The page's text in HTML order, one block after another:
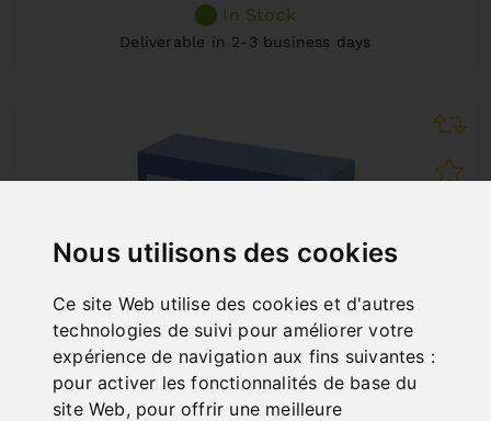
Nous utilisons des cookies
Ce site Web utilise des cookies et d'autres
technologies de suivi pour améliorer votre
expérience de navigation aux fins suivantes :
pour activer les fonctionnalités de base du
site Web, pour offrir une meilleure
In Stock
Deliverable in 2-3 business days